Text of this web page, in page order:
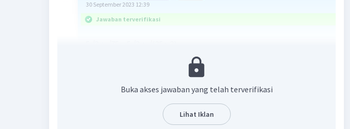
30 September 2023 12:39
Jawaban terverifikasi
Balas
Buka akses jawaban yang telah terverifikasi
Lihat Iklan